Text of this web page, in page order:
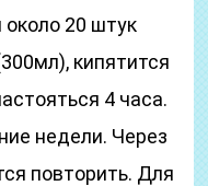
20 штук
кипятится
4 часа.
недели. Через
повторить. Для